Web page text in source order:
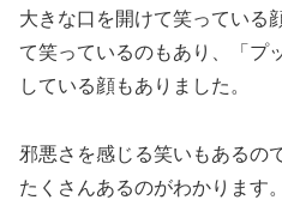
大きな口を開けて笑っている
て笑っているのもあり、「プ
している顔もありました。
邪悪さを感じる笑いもあるので
たくさんあるのがわかります。